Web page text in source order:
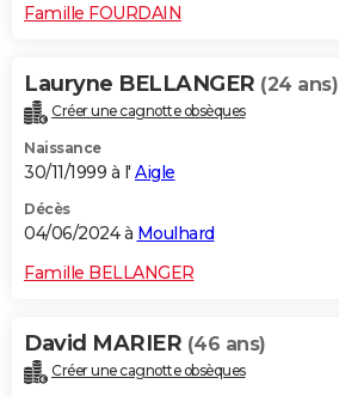
Carte de Noël
Carte Bonne année
Carte Saint-Valentin
Carte Pâques
Carte d'anniversaire
DICTIONNAIRE
Dictionnaire
Biographies
Citations
Expressions
Proverbes
PROGRAMME TV
S'inscrire
Se connecter
Lycées
Collèges
Primaires
Universités
Entreprises
Service militaire
Avis de recherche
AVIS DE DÉCÈS
FORUM
Bricolage
Lifestyle
Culture
Television
Voyage
Famille FOURDAIN
Lauryne BELLANGER (24 ans)
Créer une cagnotte obsèques
Naissance
30/11/1999 à l' Aigle
Décès
04/06/2024 à Moulhard
Famille BELLANGER
David MARIER (46 ans)
Créer une cagnotte obsèques